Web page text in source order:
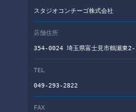
スタジオコンチーゴ株式会社
店舗住所
354-0024 埼玉県富士見市鶴瀬東
TEL
049-293-2822
FAX